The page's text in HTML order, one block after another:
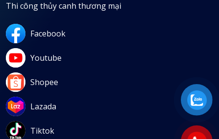
Thi công thủy canh thương mại
Facebook
Youtube
Shopee
Lazada
Tiktok